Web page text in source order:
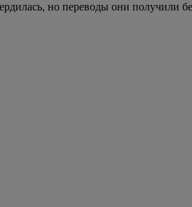
но переводы они получили